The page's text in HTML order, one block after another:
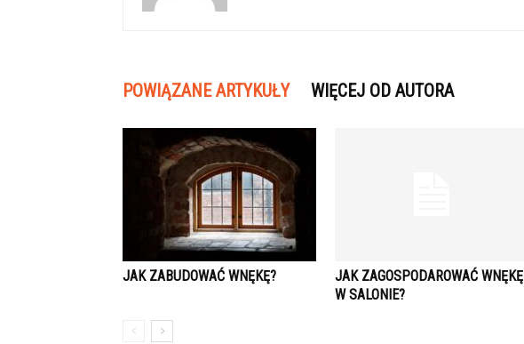
POWIĄZANE ARTYKUŁY WIĘCEJ OD AUTORA
JAK ZABUDOWAĆ WNĘKĘ?
JAK ZAGOSPODAROWAĆ WNĘKĘ
W SALONIE?